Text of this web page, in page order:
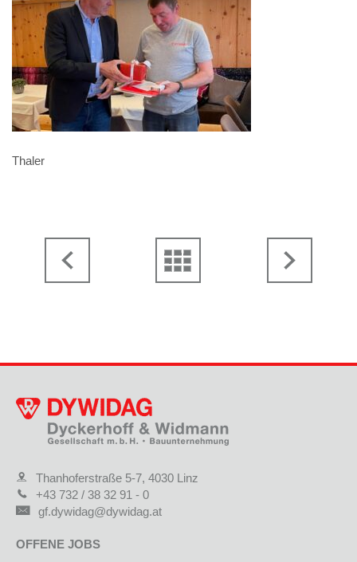
Thaler
Thanhoferstraße 5-7, 4030 Linz
+43 732 / 38 32 91 - 0
gf.dywidag@dywidag.at
OFFENE JOBS